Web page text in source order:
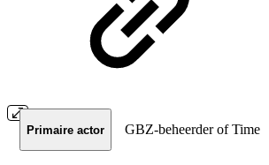
Primaire actor GBZ-beheerder of Time